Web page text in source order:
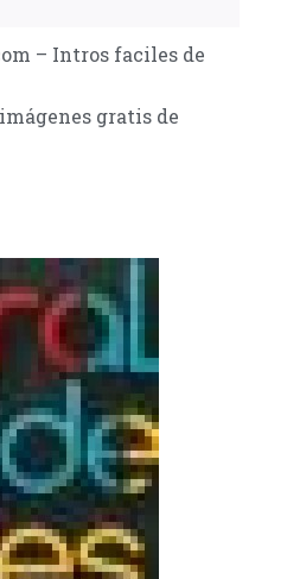
– Intros faciles de
gratis de